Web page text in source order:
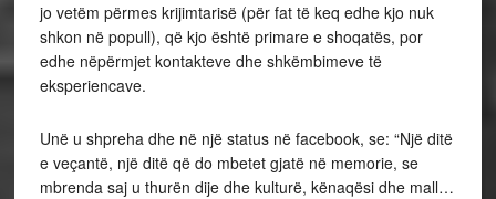
jo vetëm përmes krijimtarisë (për fat të keq edhe kjo nuk
shkon në popull), që kjo është primare e shoqatës, por
edhe nëpërmjet kontakteve dhe shkëmbimeve të
eksperiencave.
Unë u shpreha dhe në një status në facebook, se: “Një ditë
e veçantë, një ditë që do mbetet gjatë në memorie, se
mbrenda saj u thurën dije dhe kulturë, kënaqësi dhe mall…